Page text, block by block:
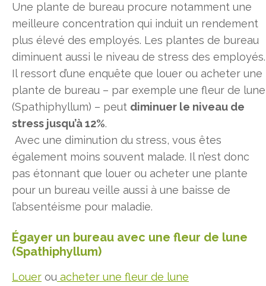
Une plante de bureau procure notamment une
meilleure concentration qui induit un rendement
plus élevé des employés. Les plantes de bureau
diminuent aussi le niveau de stress des employés.
Il ressort d’une enquête que louer ou acheter une
plante de bureau – par exemple une fleur de lune
(Spathiphyllum) – peut diminuer le niveau de
stress jusqu’à 12%.
Avec une diminution du stress, vous êtes
également moins souvent malade. Il n’est donc
pas étonnant que louer ou acheter une plante
pour un bureau veille aussi à une baisse de
l’absentéisme pour maladie.
Égayer un bureau avec une fleur de lune
(Spathiphyllum)
Louer ou acheter une fleur de lune